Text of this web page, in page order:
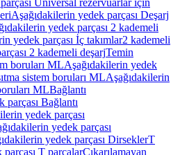
Üniversal rezervuarlar için
Aşağıdakilerin yedek parçası Deşarj
yedek parçası 2 kademeli
yedek parçası İç takımlar2 kademeli
2 kademeli deşarjTemin
boruları MLAşağıdakilerin yedek
sistem boruları MLAşağıdakilerin
MLBağlantı
parçası Bağlantı
yedek parçası
yedek parçası
yedek parçası DirseklerT
T parçalarÇıkarılamayan